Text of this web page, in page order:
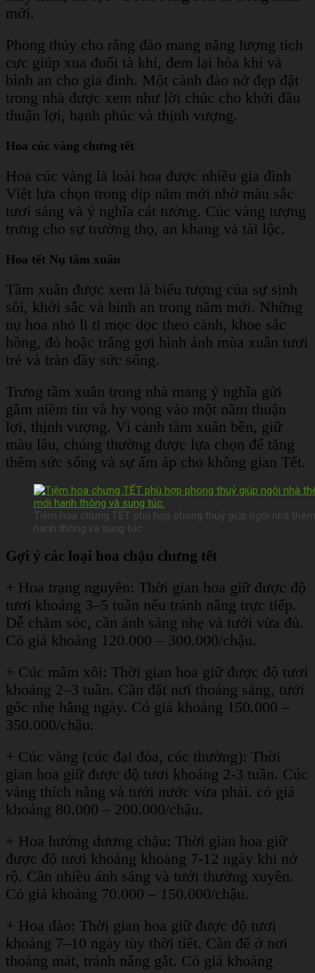
mới.
Phong thủy cho rằng đào mang năng lượng tích
cực giúp xua đuổi tà khí, đem lại hòa khí và
bình an cho gia đình. Một cành đào nở đẹp đặt
trong nhà được xem như lời chúc cho khởi đầu
thuận lợi, hạnh phúc và thịnh vượng.
Hoa cúc vàng chưng tết
Hoa cúc vàng là loài hoa được nhiều gia đình
Việt lựa chọn trong dịp năm mới nhờ màu sắc
tươi sáng và ý nghĩa cát tường. Cúc vàng tượng
trưng cho sự trường thọ, an khang và tài lộc.
Hoa tết Nụ tầm xuân
Tầm xuân được xem là biểu tượng của sự sinh
sôi, khởi sắc và bình an trong năm mới. Những
nụ hoa nhỏ li ti mọc dọc theo cành, khoe sắc
hồng, đỏ hoặc trắng gợi hình ảnh mùa xuân tươi
trẻ và tràn đầy sức sống.
Trưng tầm xuân trong nhà mang ý nghĩa gửi
gắm niềm tin và hy vọng vào một năm thuận
lợi, thịnh vượng. Vì cành tầm xuân bền, giữ
màu lâu, chúng thường được lựa chọn để tăng
thêm sức sống và sự ấm áp cho không gian Tết.
Tiệm hoa chưng TẾT phù hợp phong thuỷ giúp ngôi nhà
hanh thông và sung túc.
Gợi ý các loại hoa chậu chưng tết
+ Hoa trạng nguyên: Thời gian hoa giữ được độ
tươi khoảng 3–5 tuần nếu tránh nắng trực tiếp.
Dễ chăm sóc, cần ánh sáng nhẹ và tưới vừa đủ.
Có giá khoảng 120.000 – 300.000/chậu.
+ Cúc mâm xôi: Thời gian hoa giữ được độ tươi
khoảng 2–3 tuần. Cần đặt nơi thoáng sáng, tưới
gốc nhẹ hằng ngày. Có giá khoảng 150.000 –
350.000/chậu.
+ Cúc vàng (cúc đại đóa, cúc thường): Thời
gian hoa giữ được độ tươi khoảng 2-3 tuần. Cúc
vàng thích nắng và tưới nước vừa phải. có giá
khoảng 80.000 – 200.000/chậu.
+ Hoa hướng dương chậu: Thời gian hoa giữ
được độ tươi khoảng khoảng 7-12 ngày khi nở
rộ. Cần nhiều ánh sáng và tưới thường xuyên.
Có giá khoảng 70.000 – 150.000/chậu.
+ Hoa đào: Thời gian hoa giữ được độ tươi
khoảng 7–10 ngày tùy thời tiết. Cần để ở nơi
thoáng mát, tránh nắng gắt. Có giá khoảng